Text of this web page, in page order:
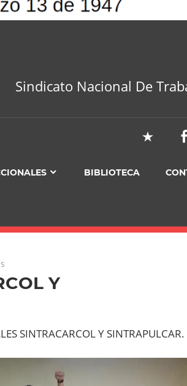
Sindicato Nacional De
BIBLIOTECA
Y
SINTRACARCOL Y SINTRAPULCAR.